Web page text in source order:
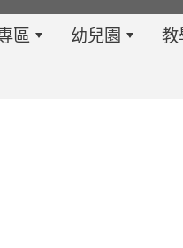
區 幼兒園 教